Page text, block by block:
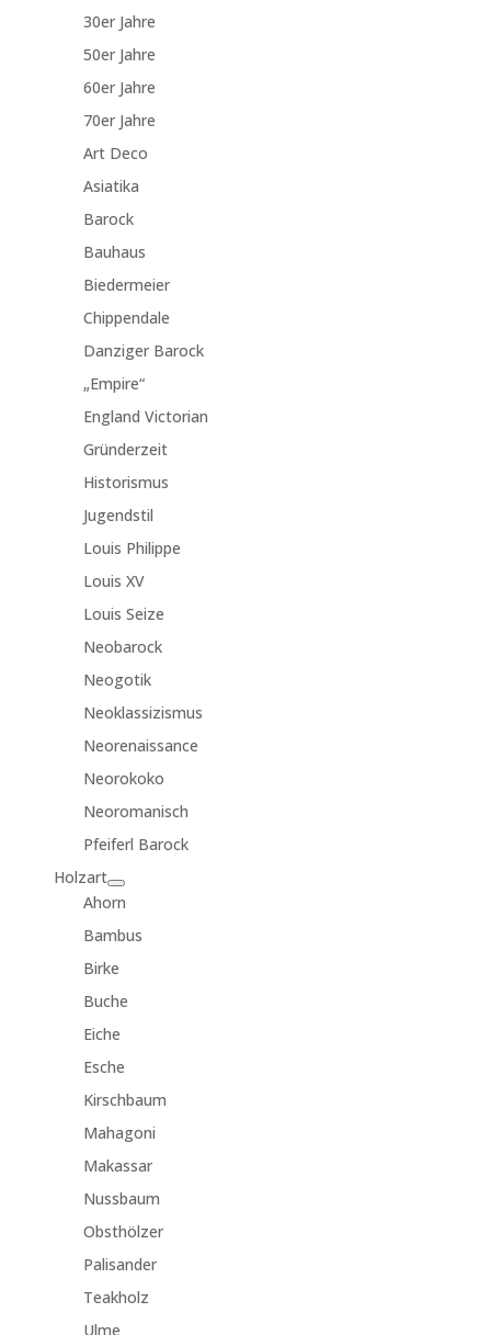
30er Jahre
50er Jahre
60er Jahre
70er Jahre
Art Deco
Asiatika
Barock
Bauhaus
Biedermeier
Chippendale
Danziger Barock
„Empire“
England Victorian
Gründerzeit
Historismus
Jugendstil
Louis Philippe
Louis XV
Louis Seize
Neobarock
Neogotik
Neoklassizismus
Neorenaissance
Neorokoko
Neoromanisch
Pfeiferl Barock
Holzart
Ahorn
Bambus
Birke
Buche
Eiche
Esche
Kirschbaum
Mahagoni
Makassar
Nussbaum
Obsthölzer
Palisander
Teakholz
Ulme